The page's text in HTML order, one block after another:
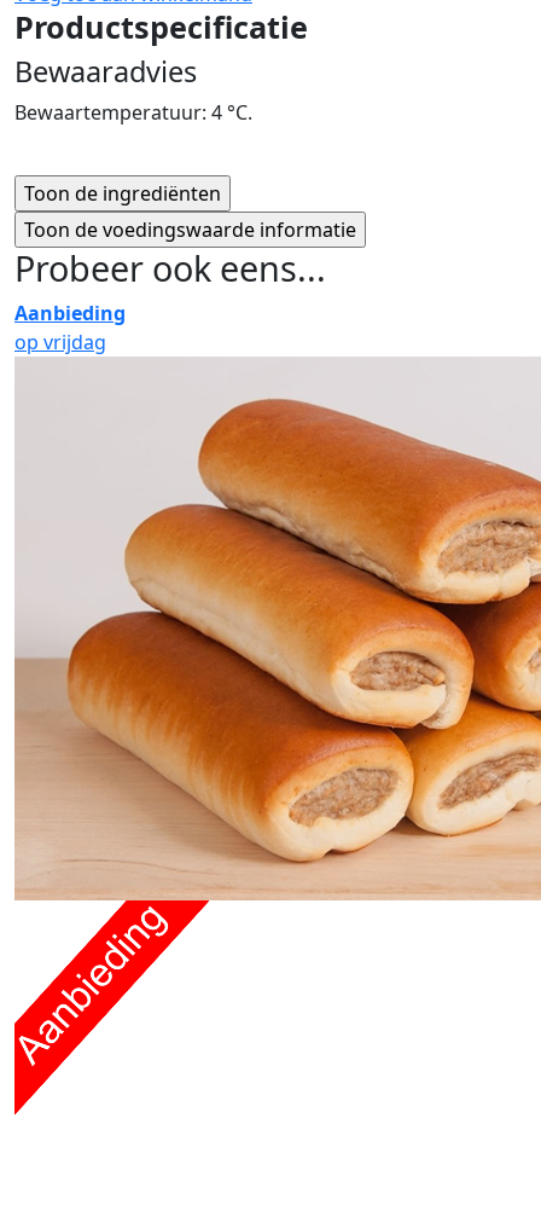
Productspecificatie
Bewaaradvies
Bewaartemperatuur: 4 °C.
Probeer ook eens...
Aanbieding
op vrijdag